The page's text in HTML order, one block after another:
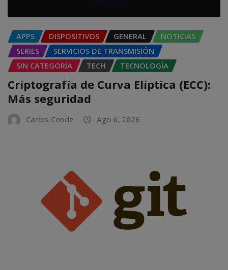
APPS DISPOSITIVOS GENERAL
NOTICIAS
SERIES
SERVICIOS DE TRANSMISIÓN
SIN CATEGORÍA
TECH TECNOLOGÍA
Criptografía de Curva Elíptica (ECC):
Más seguridad
Carlos Conde Ago 6, 2026